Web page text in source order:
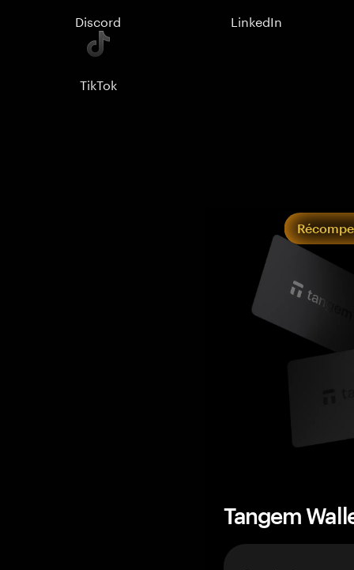
Discord LinkedIn
TikTok
Tangem